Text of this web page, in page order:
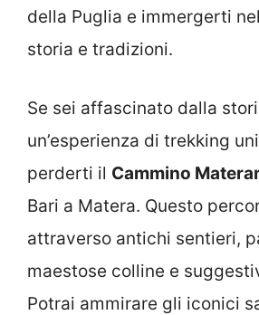
della Puglia e immergerti
storia e tradizioni.
Se sei affascinato dalla
un’esperienza di trekking
perderti il Cammino
Bari a Matera. Questo
attraverso antichi sentieri,
maestose colline e
Potrai ammirare gli iconici